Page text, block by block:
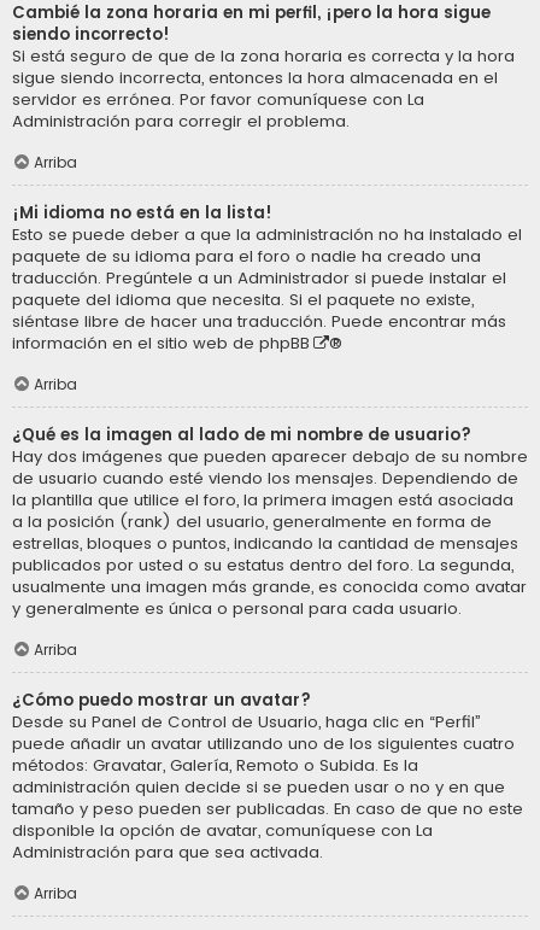
Cambié la zona horaria en mi perfil, ¡pero la hora sigue
siendo incorrecto!
Si está seguro de que de la zona horaria es correcta y la hora
sigue siendo incorrecta, entonces la hora almacenada en el
servidor es errónea. Por favor comuníquese con La
Administración para corregir el problema.
Arriba
¡Mi idioma no está en la lista!
Esto se puede deber a que la administración no ha instalado el
paquete de su idioma para el foro o nadie ha creado una
traducción. Pregúntele a un Administrador si puede instalar el
paquete del idioma que necesita. Si el paquete no existe,
siéntase libre de hacer una traducción. Puede encontrar más
información en el sitio web de phpBB ®
Arriba
¿Qué es la imagen al lado de mi nombre de usuario?
Hay dos imágenes que pueden aparecer debajo de su nombre
de usuario cuando esté viendo los mensajes. Dependiendo de
la plantilla que utilice el foro, la primera imagen está asociada
a la posición (rank) del usuario, generalmente en forma de
estrellas, bloques o puntos, indicando la cantidad de mensajes
publicados por usted o su estatus dentro del foro. La segunda,
usualmente una imagen más grande, es conocida como avatar
y generalmente es única o personal para cada usuario.
Arriba
¿Cómo puedo mostrar un avatar?
Desde su Panel de Control de Usuario, haga clic en “Perfil”
puede añadir un avatar utilizando uno de los siguientes cuatro
métodos: Gravatar, Galería, Remoto o Subida. Es la
administración quien decide si se pueden usar o no y en que
tamaño y peso pueden ser publicadas. En caso de que no este
disponible la opción de avatar, comuníquese con La
Administración para que sea activada.
Arriba